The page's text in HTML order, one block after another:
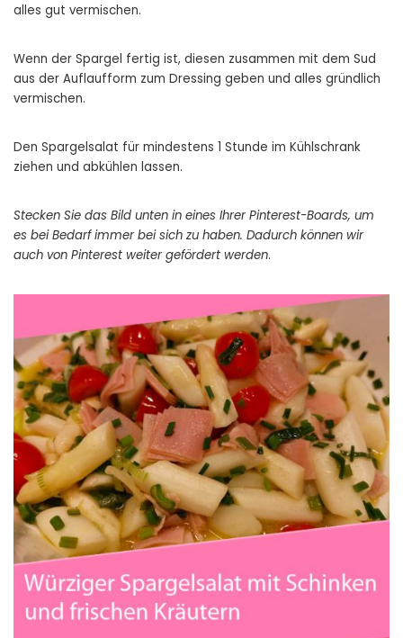
alles gut vermischen.
Wenn der Spargel fertig ist, diesen zusammen mit dem Sud
aus der Auflaufform zum Dressing geben und alles gründlich
vermischen.
Den Spargelsalat für mindestens 1 Stunde im Kühlschrank
ziehen und abkühlen lassen.
Stecken Sie das Bild unten in eines Ihrer Pinterest-Boards, um
es bei Bedarf immer bei sich zu haben. Dadurch können wir
auch von Pinterest weiter gefördert werden.